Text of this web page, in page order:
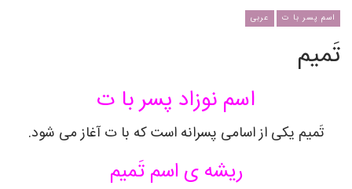
اسم پسر با ت عربی
تَمیم
اسم نوزاد پسر با ت
تَمیم یکی از اسامی پسرانه است که با ت آغاز می شود.
ریشه ی اسمتَمیم